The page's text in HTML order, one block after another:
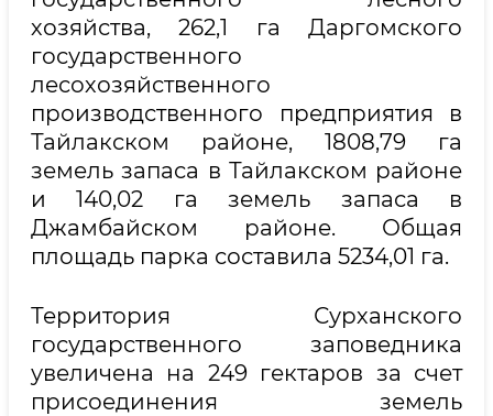
хозяйства, 262,1 га Даргомского
государственного
лесохозяйственного
производственного предприятия в
Тайлакском районе, 1808,79 га
земель запаса в Тайлакском районе
и 140,02 га земель запаса в
Джамбайском районе. Общая
площадь парка составила 5234,01 га.
Территория Сурханского
государственного заповедника
увеличена на 249 гектаров за счет
присоединения земель